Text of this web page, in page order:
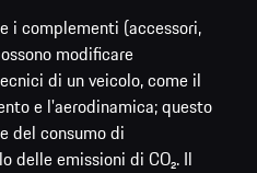
i complementi (accessori,
modificare
di un veicolo, come il
e l'aerodinamica; questo
del consumo di
delle emissioni di CO₂. Il